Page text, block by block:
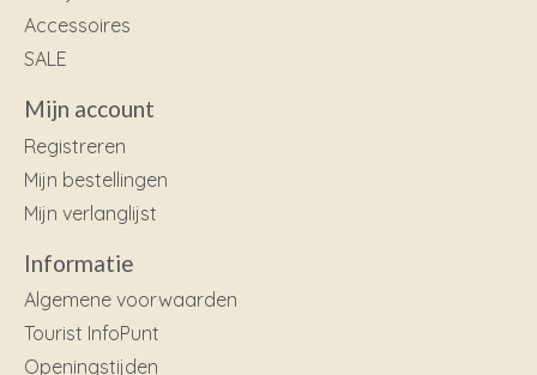
Accessoires
SALE
Mijn account
Registreren
Mijn bestellingen
Mijn verlanglijst
Informatie
Algemene voorwaarden
Tourist InfoPunt
Openingstijden